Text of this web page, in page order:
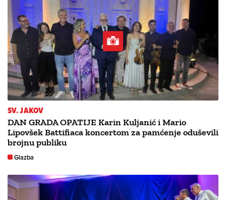
SV. JAKOV
DAN GRADA OPATIJE Karin Kuljanić i Mario
Lipovšek Battifiaca koncertom za pamćenje oduševili
brojnu publiku
Glazba